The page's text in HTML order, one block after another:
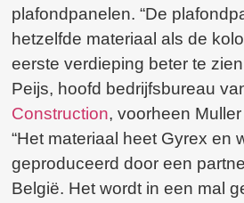
plafondpanelen. “De
hetzelfde materiaal als de
eerste verdieping beter te zien
Peijs, hoofd bedrijfsbureau
Construction, voorheen
“Het materiaal heet Gyrex en
geproduceerd door een
België. Het wordt in een mal